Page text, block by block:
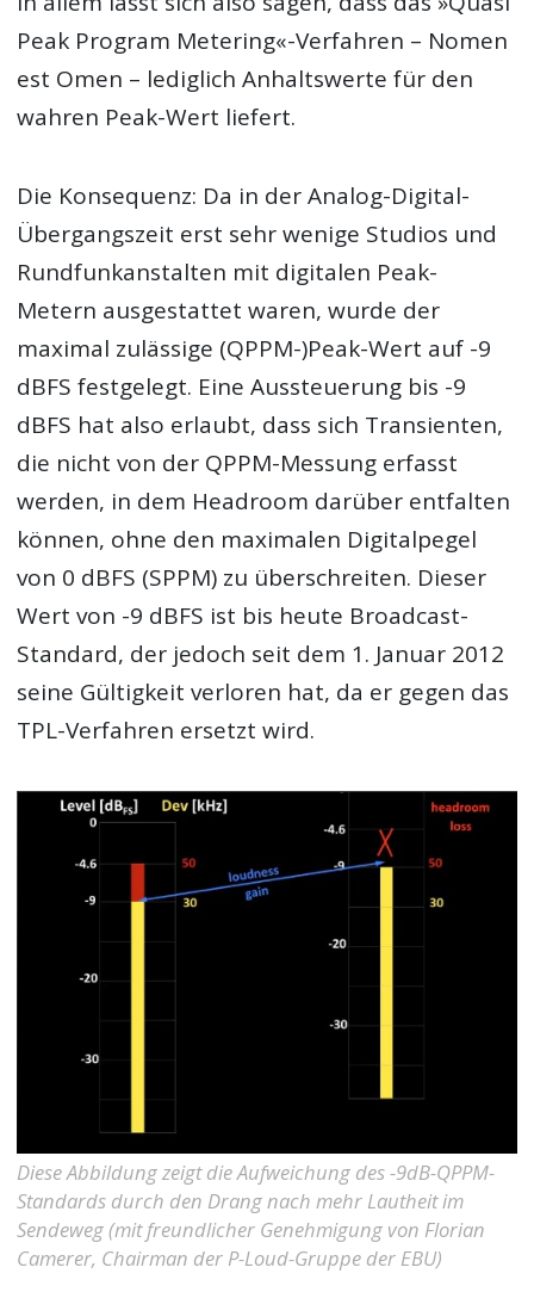
Peak Program Metering«-Verfahren – Nomen
est Omen – lediglich Anhaltswerte für den
wahren Peak-Wert liefert.
Die Konsequenz: Da in der Analog-Digital-
Übergangszeit erst sehr wenige Studios und
Rundfunkanstalten mit digitalen Peak-
Metern ausgestattet waren, wurde der
maximal zulässige (QPPM-)Peak-Wert auf -9
dBFS festgelegt. Eine Aussteuerung bis -9
dBFS hat also erlaubt, dass sich Transienten,
die nicht von der QPPM-Messung erfasst
werden, in dem Headroom darüber entfalten
können, ohne den maximalen Digitalpegel
von 0 dBFS (SPPM) zu überschreiten. Dieser
Wert von -9 dBFS ist bis heute Broadcast-
Standard, der jedoch seit dem 1. Januar 2012
seine Gültigkeit verloren hat, da er gegen das
TPL-Verfahren ersetzt wird.
Diese Abbildung zeigt die Aufweichung des -9dB-QPPM-
Standards durch den Drang nach mehr Lautheit im
Sendeweg (mit freundlicher Genehmigung von Florian
Camerer, Chairman der P-Loud-Gruppe der EBU)